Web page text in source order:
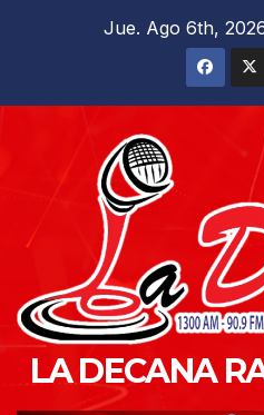
Jue. Ago 6th,
LA DECANA